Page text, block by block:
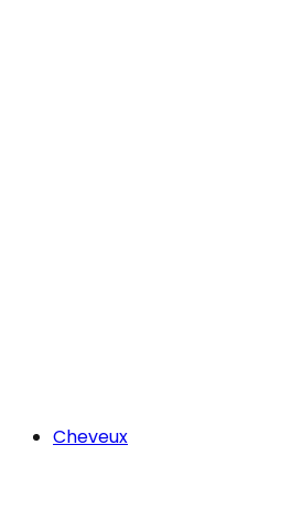
Cheveux